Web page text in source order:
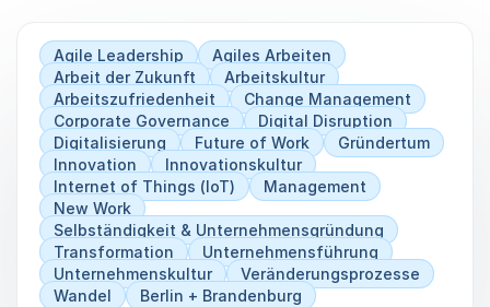
Agile Leadership
Agiles Arbeiten
Arbeit der Zukunft
Arbeitskultur
Arbeitszufriedenheit
Change Management
Corporate Governance
Digital Disruption
Digitalisierung
Future of Work
Gründertum
Innovation
Innovationskultur
Internet of Things (IoT)
Management
New Work
Selbständigkeit & Unternehmensgründung
Transformation
Unternehmensführung
Unternehmenskultur
Veränderungsprozesse
Wandel
Berlin + Brandenburg